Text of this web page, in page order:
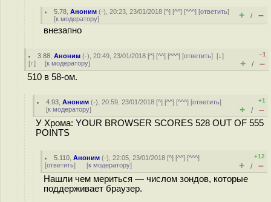
5.78 ,Аноним (-), 20:23, 23/01/2018 [^] [^^] [^^^] [ответить]
[к модератору] + / –
внезапно
3.88 ,Аноним (-), 20:49, 23/01/2018 [^] [^^] [^^^] [ответить][↓]
[↑] [к модератору]
–1
+ / –
510 в 58-ом.
4.93 ,Аноним (-), 20:59, 23/01/2018 [^] [^^] [^^^] [ответить]
[к модератору]
+1
+ / –
У Хрома: YOUR BROWSER SCORES 528 OUT OF 555
POINTS
5.110 ,Аноним (-), 22:05, 23/01/2018 [^] [^^] [^^^]
[ответить] [к модератору]
+12
+ / –
Нашли чем мериться — числом зондов, которые
поддерживает браузер.